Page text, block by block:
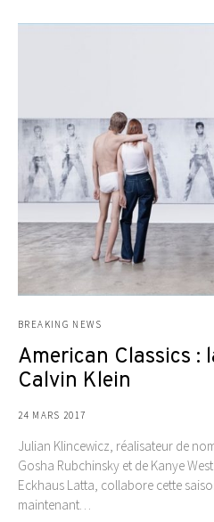
BREAKING NEWS
American Classics :
Calvin Klein
24 MARS 2017
Julian Klincewicz, réalisateur de
Gosha Rubchinsky et de Kanye
Eckhaus Latta, collabore cette
maintenant…